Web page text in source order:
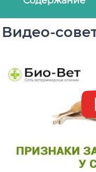
Видео-
Заворот